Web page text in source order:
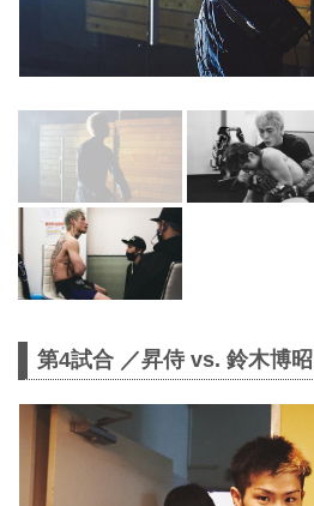
第4試合 ／昇侍 vs. 鈴木博昭